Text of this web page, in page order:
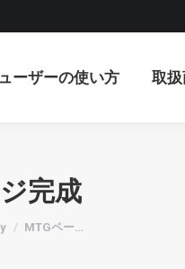
ーザーの使い方 取
完成
MTGペー…
の使い方 取扱商品